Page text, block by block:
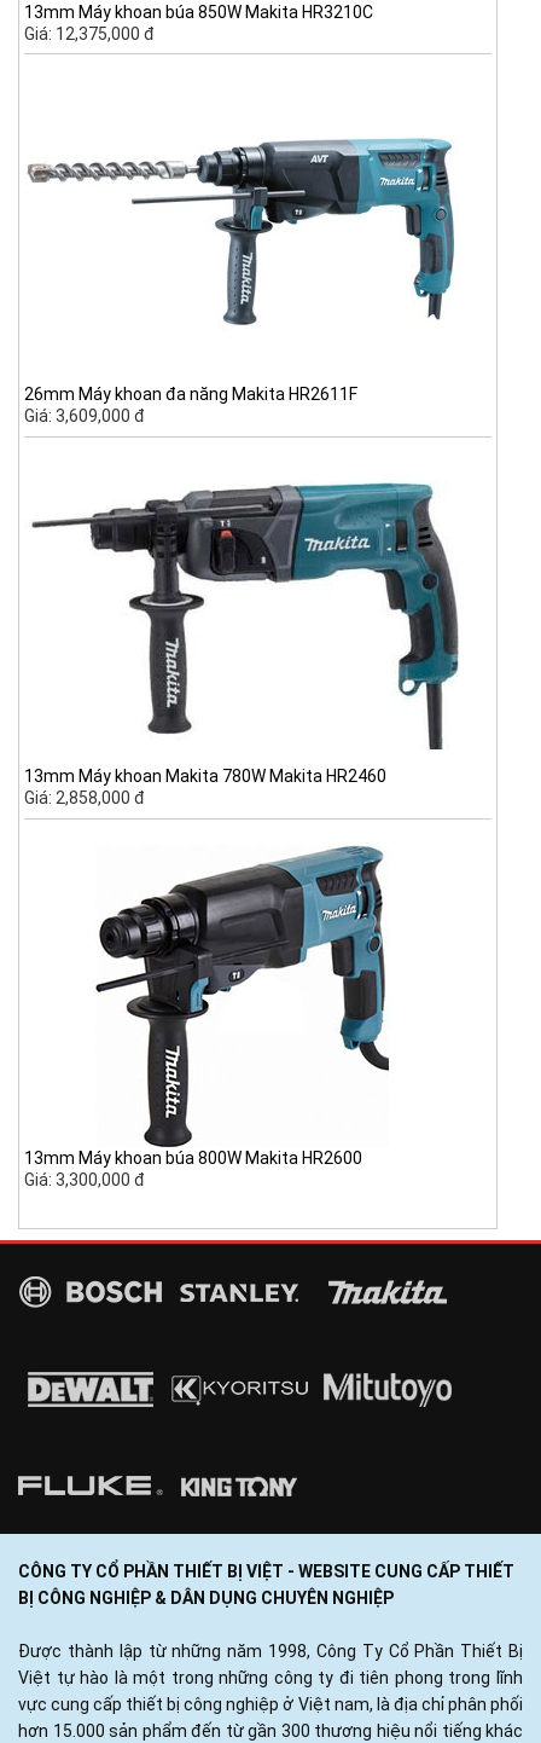
13mm Máy khoan búa 850W Makita HR3210C
Giá: 12,375,000 đ
26mm Máy khoan đa năng Makita HR2611F
Giá: 3,609,000 đ
13mm Máy khoan Makita 780W Makita HR2460
Giá: 2,858,000 đ
13mm Máy khoan búa 800W Makita HR2600
Giá: 3,300,000 đ
CÔNG TY CỔ PHẦN THIẾT BỊ VIỆT - WEBSITE CUNG CẤP THIẾT
BỊ CÔNG NGHIỆP & DÂN DỤNG CHUYÊN NGHIỆP
Được thành lập từ những năm 1998, Công Ty Cổ Phần Thiết Bị
Việt tự hào là một trong những công ty đi tiên phong trong lĩnh
vực cung cấp thiết bị công nghiệp ở Việt nam, là địa chỉ phân phối
hơn 15.000 sản phẩm đến từ gần 300 thương hiệu nổi tiếng khác